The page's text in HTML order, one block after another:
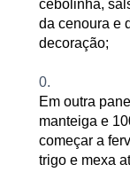
cebolinha,
da cenoura e
decoração;
Em outra
manteiga e
começar a
trigo e mexa